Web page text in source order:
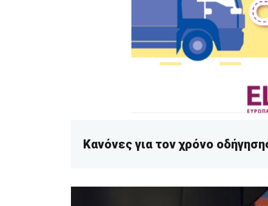
Κανόνες για τον χρόνο